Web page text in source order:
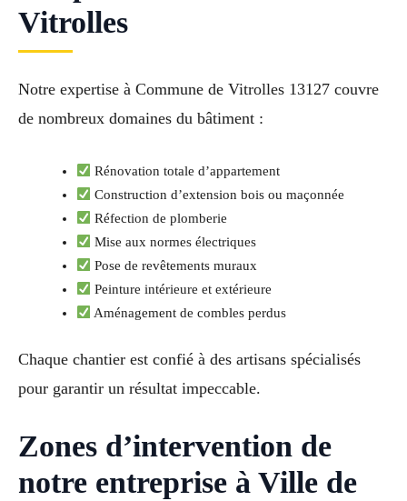
Vitrolles
Notre expertise à Commune de Vitrolles 13127 couvre
de nombreux domaines du bâtiment :
Rénovation totale d’appartement
Construction d’extension bois ou maçonnée
Réfection de plomberie
Mise aux normes électriques
Pose de revêtements muraux
Peinture intérieure et extérieure
Aménagement de combles perdus
Chaque chantier est confié à des artisans spécialisés
pour garantir un résultat impeccable.
Zones d’intervention de
notre entreprise à Ville de